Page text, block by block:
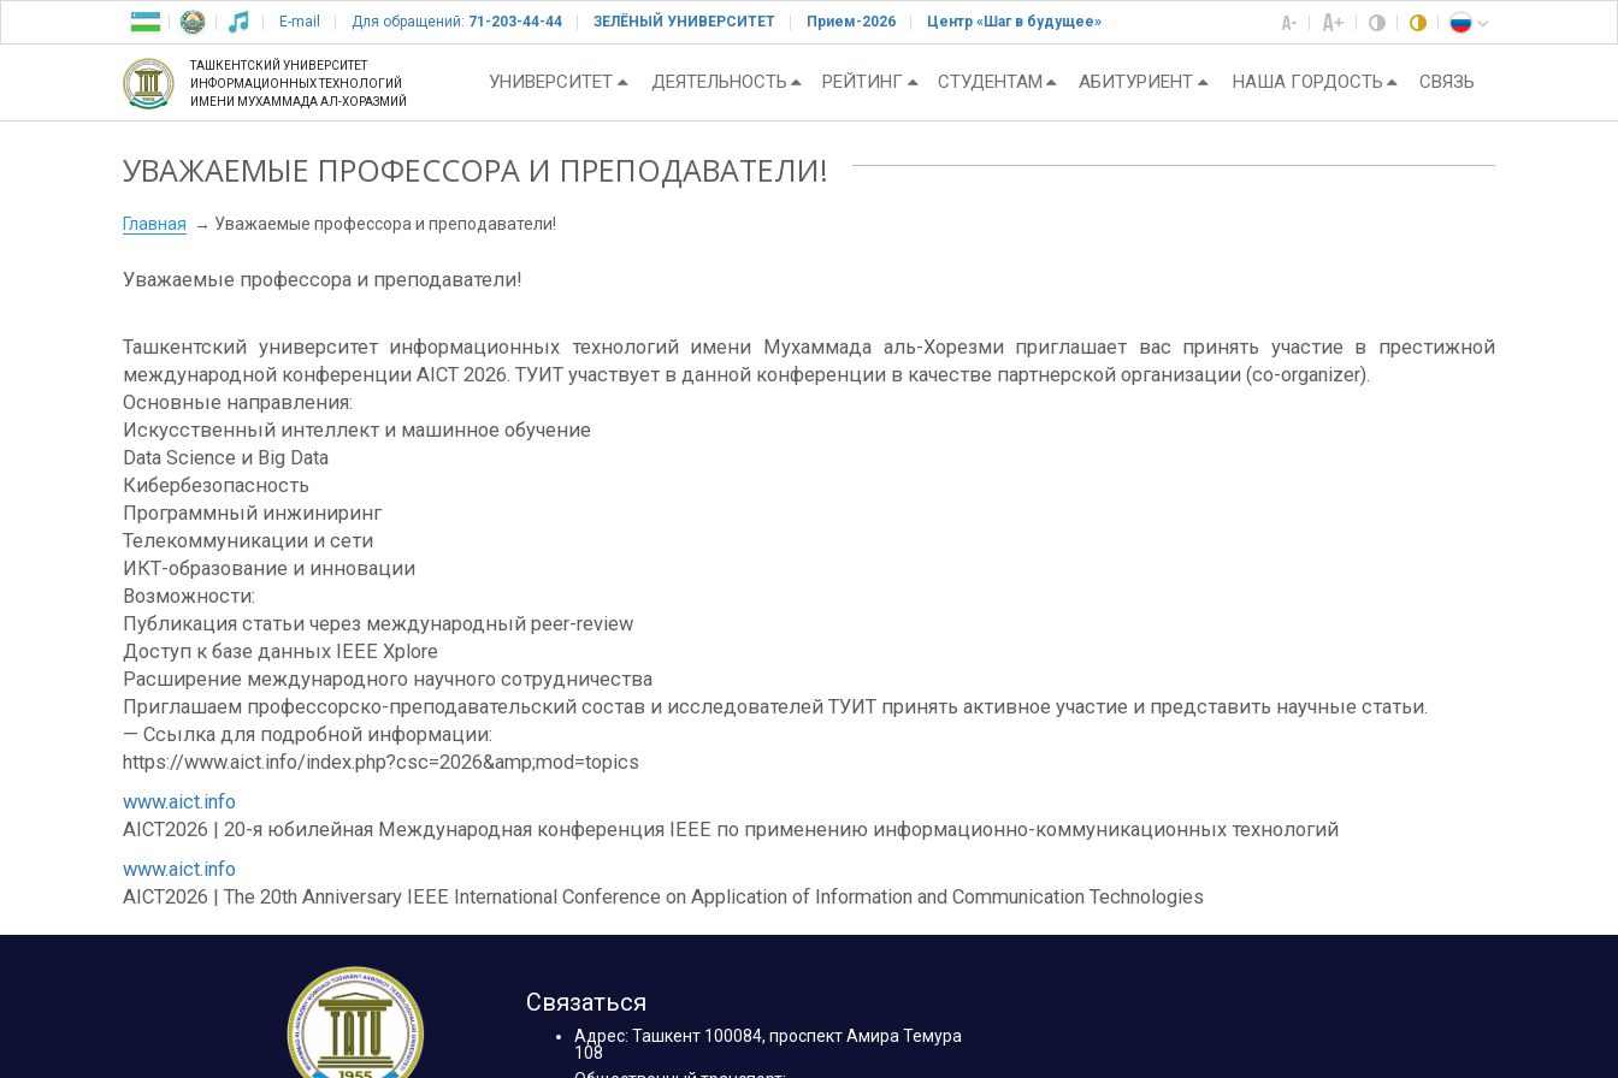
E-mail Для обращений: 71-203-44-44 ЗЕЛЁНЫЙ УНИВЕРСИТЕТ Прием-2026 Центр «Шаг в будущее»
ТАШКЕНТСКИЙ УНИВЕРСИТЕТ
ИНФОРМАЦИОННЫХ ТЕХНОЛОГИЙ
ИМЕНИ МУХАММАДА АЛ-ХОРАЗМИЙ
УНИВЕРСИТЕТ ДЕЯТЕЛЬНОСТЬ РЕЙТИНГ СТУДЕНТАМ АБИТУРИЕНТ НАША ГОРДОСТЬ СВЯЗЬ
УВАЖАЕМЫЕ ПРОФЕССОРА И ПРЕПОДАВАТЕЛИ!
Главная Уважаемые профессора и преподаватели!
Уважаемые профессора и преподаватели!
Ташкентский университет информационных технологий имени Мухаммада аль-Хорезми приглашает вас принять участие в престижной
международной конференции AICT 2026. ТУИТ участвует в данной конференции в качестве партнерской организации (co-organizer).
Основные направления:
Искусственный интеллект и машинное обучение
Data Science и Big Data
Кибербезопасность
Программный инжиниринг
Телекоммуникации и сети
ИКТ-образование и инновации
Возможности:
Публикация статьи через международный peer-review
Доступ к базе данных IEEE Xplore
Расширение международного научного сотрудничества
Приглашаем профессорско-преподавательский состав и исследователей ТУИТ принять активное участие и представить научные статьи.
— Ссылка для подробной информации:
https://www.aict.info/index.php?csc=2026&amp;mod=topics
www.aict.info
AICT2026 | 20-я юбилейная Международная конференция IEEE по применению информационно-коммуникационных технологий
www.aict.info
AICT2026 | The 20th Anniversary IEEE International Conference on Application of Information and Communication Technologies
Связаться
Адрес: Ташкент 100084, проспект Амира Темура
108